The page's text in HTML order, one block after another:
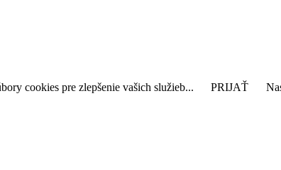
cookies pre zlepšenie vašich služieb...
PRIJAŤ